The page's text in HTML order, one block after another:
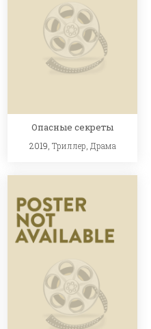
Опасные секреты
2019, Триллер Драма